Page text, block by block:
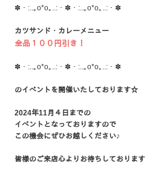
✽・:..｡o*o｡..:・✽・:..｡o*o｡..:・✽
カツサンド・カレーメニュー
全品１００円引き！
✽・:..｡o*o｡..:・✽・:..｡o*o｡..:・✽
のイベントを 開催いたしております☆
2024年11月４日までの
イベントとなっておりますので
この機会にぜひお越しください♪
皆様のご来店心よりお待ちしております